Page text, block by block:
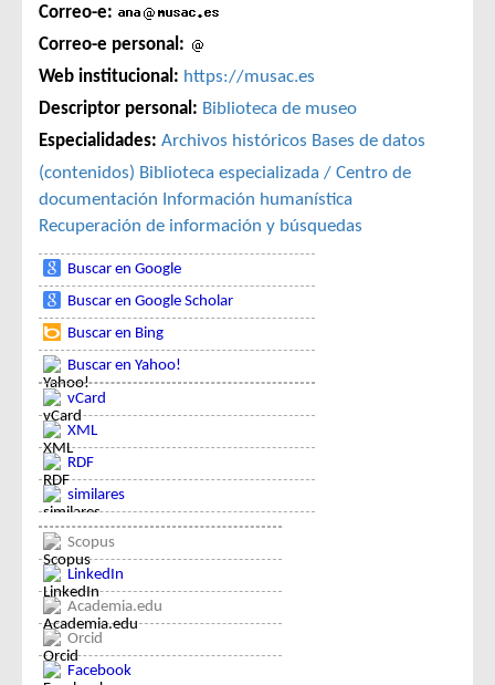
Correo-e:
Correo-e personal:
Web institucional: https://musac.es
Descriptor personal: Biblioteca de museo
Especialidades: Archivos históricos Bases de datos
(contenidos) Biblioteca especializada / Centro de
documentación Información humanística
Recuperación de información y búsquedas
Buscar en Google
Buscar en Google Scholar
Buscar en Bing
Buscar en Yahoo!
vCard
XML
RDF
similares
Scopus
LinkedIn
Academia.edu
Orcid
Facebook